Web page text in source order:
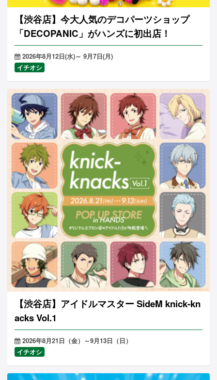
【渋谷店】今大人気のデコパーツショップ
「DECOPANIC」がハンズに初出店！
2026年8月12日(水)～ 9月7日(月)
イチオシ
【渋谷店】アイドルマスター SideM knick-kn
acks Vol.1
2026年8月21日（金）～9月13日（日）
イチオシ